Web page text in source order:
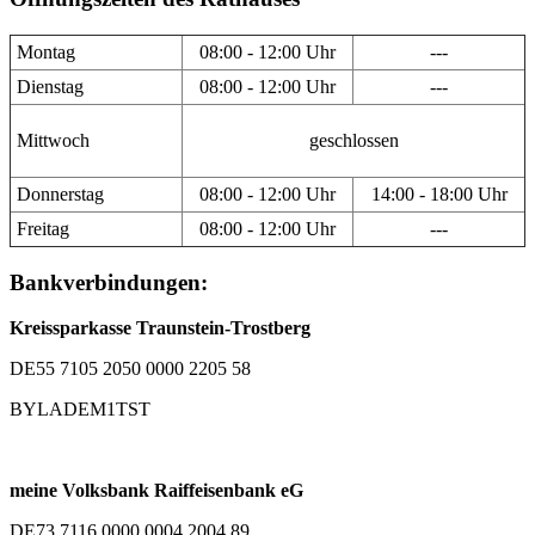
Montag 08:00 - 12:00 Uhr
---
Dienstag
08:00 - 12:00 Uhr ---
Mittwoch geschlossen
Donnerstag 08:00 - 12:00 Uhr
14:00 - 18:00 Uhr
Freitag
08:00 - 12:00 Uhr ---
Bankverbindungen:
Kreissparkasse Traunstein-Trostberg
DE55 7105 2050 0000 2205 58
BYLADEM1TST
meine Volksbank Raiffeisenbank eG